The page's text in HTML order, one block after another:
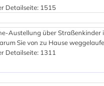
Detailseite: 1515
Austellung über Straßenkinder
Sie von zu Hause
Detailseite: 1311